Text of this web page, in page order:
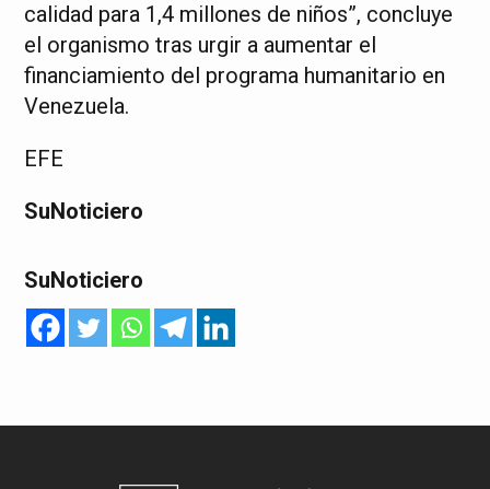
calidad para 1,4 millones de niños”, concluye
el organismo tras urgir a aumentar el
financiamiento del programa humanitario en
Venezuela.
EFE
SuNoticiero
SuNoticiero